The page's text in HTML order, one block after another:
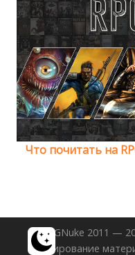
Что почитать на
© RPGNuke 2011 —
Копирование